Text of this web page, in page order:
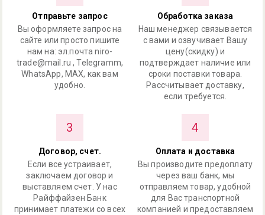
Отправьте запрос
Вы оформляете запрос на
сайте или просто пишите
нам на: эл.почта niro-
trade@mail.ru , Telegramm,
WhatsApp, MAX, как вам
удобно.
Обработка заказа
Наш менеджер связывается
с вами и озвучивает Вашу
цену(скидку) и
подтверждает наличие или
сроки поставки товара.
Рассчитывает доставку,
если требуется.
3
Договор, счет.
Если все устраивает,
заключаем договор и
выставляем счет. У нас
Райффайзен Банк
принимает платежи со всех
4
Оплата и доставка
Вы производите предоплату
через ваш банк, мы
отправляем товар, удобной
для Вас транспортной
компанией и предоставляем